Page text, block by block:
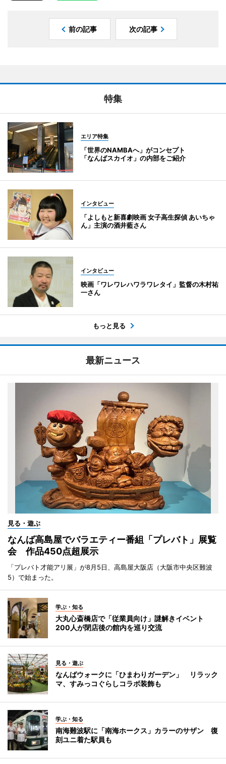
前の記事 次の記事
特集
エリア特集
「世界のNAMBAへ」がコンセプト
「なんばスカイオ」の内部をご紹介
インタビュー
「よしもと新喜劇映画 女子高生探偵 あいちゃ
ん」主演の酒井藍さん
インタビュー
映画「ワレワレハワラワレタイ」監督の木村祐
一さん
もっと見る
最新ニュース
見る・遊ぶ
なんば高島屋でバラエティー番組「プレバト」展覧
会 作品450点超展示
「プレバト才能アリ展」が8月5日、高島屋大阪店（大阪市中央区難波
5）で始まった。
学ぶ・知る
大丸心斎橋店で「従業員向け」謎解きイベント
200人が閉店後の館内を巡り交流
見る・遊ぶ
なんばウォークに「ひまわりガーデン」 リラック
マ、すみっコぐらしコラボ装飾も
学ぶ・知る
南海難波駅に「南海ホークス」カラーのサザン 復
刻ユニ着た駅員も